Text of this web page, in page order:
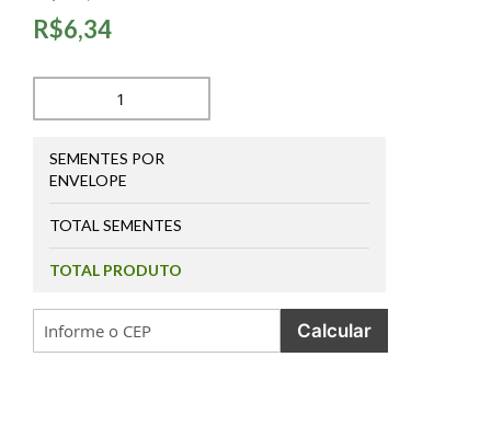
R$6,34
SEMENTES POR
ENVELOPE
TOTAL SEMENTES
TOTAL PRODUTO
Calcular